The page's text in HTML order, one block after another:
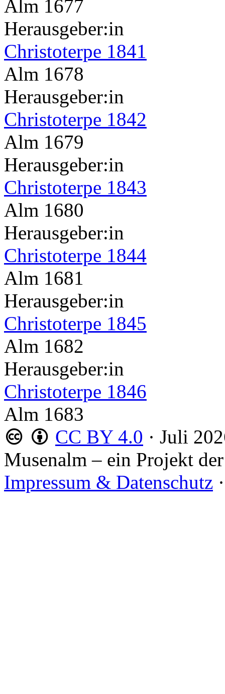
Alm 1677
Herausgeber:in
Christoterpe 1841
Alm 1678
Herausgeber:in
Christoterpe 1842
Alm 1679
Herausgeber:in
Christoterpe 1843
Alm 1680
Herausgeber:in
Christoterpe 1844
Alm 1681
Herausgeber:in
Christoterpe 1845
Alm 1682
Herausgeber:in
Christoterpe 1846
Alm 1683
CC BY 4.0 · Juli
Musenalm – ein Projekt der
Impressum & Datenschutz ·